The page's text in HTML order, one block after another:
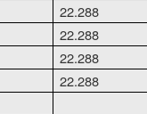
22.288
22.288
22.288
22.288